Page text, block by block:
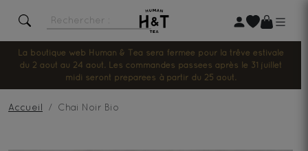
La boutique web Human & Tea sera fermée pour la trêve estivale
du 2 août au 24 août. Les commandes passées après le 31 juillet
midi seront préparées à partir du 25 août.
Accueil Chai Noir Bio